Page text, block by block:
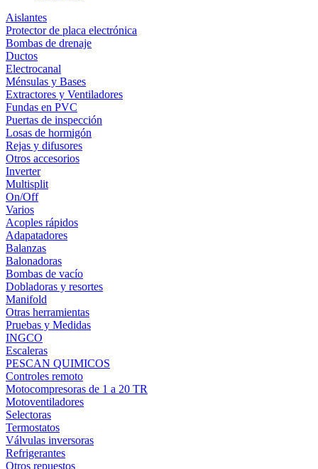
Aislantes
Protector de placa electrónica
Bombas de drenaje
Ductos
Electrocanal
Ménsulas y Bases
Extractores y Ventiladores
Fundas en PVC
Puertas de inspección
Losas de hormigón
Rejas y difusores
Otros accesorios
Inverter
Multisplit
On/Off
Varios
Acoples rápidos
Adapatadores
Balanzas
Balonadoras
Bombas de vacío
Dobladoras y resortes
Manifold
Otras herramientas
Pruebas y Medidas
INGCO
Escaleras
PESCAN QUIMICOS
Controles remoto
Motocompresoras de 1 a 20 TR
Motoventiladores
Selectoras
Termostatos
Válvulas inversoras
Refrigerantes
Otros repuestos